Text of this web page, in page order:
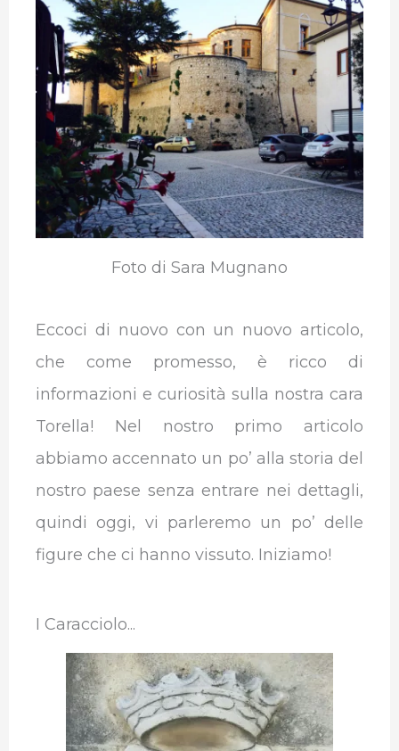
e
b
o
k
t
t
e
r
k
e
d
I
n
s
A
p
p
g
r
a
m
b
l
r
Foto di Sara Mugnano
Eccoci di nuovo con un nuovo articolo,
che come promesso, è ricco di
informazioni e curiosità sulla nostra cara
Torella! Nel nostro primo articolo
abbiamo accennato un po’ alla storia del
nostro paese senza entrare nei dettagli,
quindi oggi, vi parleremo un po’ delle
figure che ci hanno vissuto. Iniziamo!
I Caracciolo...